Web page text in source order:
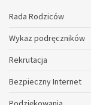
Rada Rodziców
Wykaz podręczników
Rekrutacja
Bezpieczny Internet